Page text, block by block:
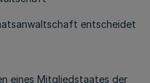
entscheidet
eines Mitgliedstaates der